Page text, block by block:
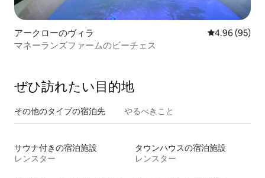
アークローのヴィラ レビュー95
4.96 (95)
マネーランズファームのビーチェス
ぜひ訪⁠れ⁠た⁠い目⁠的⁠地
その他のタ⁠イ⁠プ⁠の宿⁠泊⁠先 やるべきこと
サウナ付きの宿泊施設
レンスター
タウンハウスの宿泊施設
レンスター